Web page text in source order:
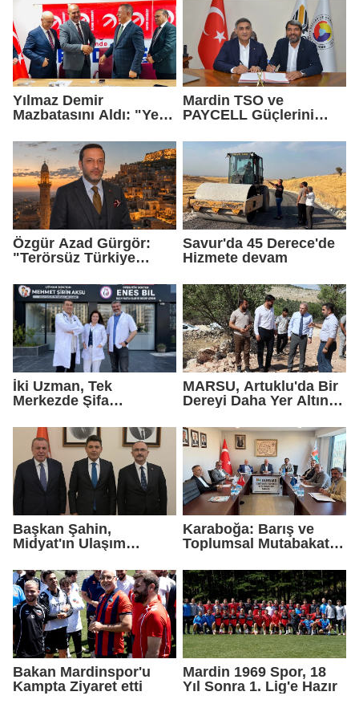
Yılmaz Demir
Mazbatasını Aldı: "Yeni
Geldik"
Mardin TSO ve
PAYCELL Güçlerini
Özgür Azad Gürgör:
"Terörsüz Türkiye
Turizmi İçin Yeni Bir
Dönemin Başlangıcıdır"
Savur'da 45 Derece'de
Hizmete devam
İki Uzman, Tek
Merkezde Şifa
MARSU, Artuklu'da Bir
Dereyi Daha Yer Altına
Başkan Şahin,
Midyat'ın Ulaşım
Taşıdı
Karaboğa: Barış ve
Toplumsal Mutabakat
Güçlendirecek
Bakan Mardinspor'u
Kampta Ziyaret etti
Mardin 1969 Spor, 18
Yıl Sonra 1. Lig'e Hazır